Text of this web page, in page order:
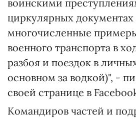
воинскими
циркулярных документах
многочисленные
военного транспорта в
разбоя и поездок в
основном за водкой)", -
своей странице в
Командиров частей и